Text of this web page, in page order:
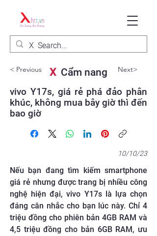
< Previous XCẩm nang Next>
vivo Y17s, giá rẻ phá đảo phân
khúc, không mua bây giờ thì đến
bao giờ
10/10/23
Nếu bạn đang tìm kiếm smartphone
giá rẻ nhưng được trang bị nhiều công
nghệ hiện đại, vivo Y17s là lựa chọn
đáng cân nhắc cho bạn lúc này. Chỉ 4
triệu đồng cho phiên bản 4GB RAM và
4,5 triệu đồng cho bản 6GB RAM, ưu